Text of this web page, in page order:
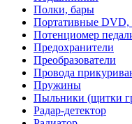
Полки, бары
Портативные
Потенциомер
Предохранители
Преобразователи
Провода
Пружины
Пыльники (щитки
Радар-детектор